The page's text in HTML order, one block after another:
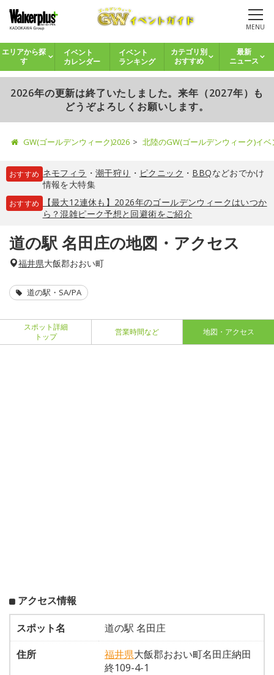
MENU
エリアから探
す
イベント
カレンダー
イベント
ランキング
カテゴリ別
おすすめ
最新
ニュース
2026年の更新は終了いたしました。来年（2027年）も
どうぞよろしくお願いします。
GW(ゴールデンウィーク)2026 北陸のGW(ゴールデンウィーク)イ
おすすめ ネモフィラ ・ 潮干狩り ・ ピクニック ・ BBQなどおでかけ
情報を大特集
おすすめ
【最大12連休も】2026年のゴールデンウィークはいつか
ら？混雑ピーク予想と回避術をご紹介
道の駅 名田庄の地図・アクセス
福井県大飯郡おおい町
道の駅・SA/PA
スポット詳細
トップ
営業時間など 地図・アクセス
アクセス情報
スポット名
道の駅 名田庄
住所
福井県大飯郡おおい町名田庄納田
終109-4-1